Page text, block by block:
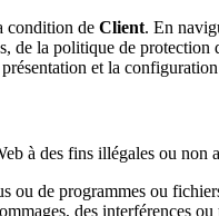
condition de Client. En
de la politique de
et la
à des fins illégales ou non
ou de programmes ou
des interférences